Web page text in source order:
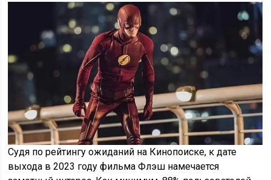
Судя по рейтингу ожиданий на Кинопоиске, к дате
выхода в 2023 году фильма Флэш намечается